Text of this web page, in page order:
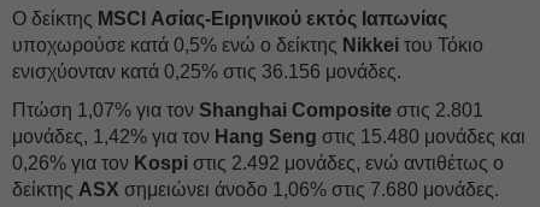
Ο δείκτης MSCI Ασίας-Ειρηνικού εκτός Ιαπωνίας
υποχωρούσε κατά 0,5% ενώ ο δείκτης Nikkei του Τόκιο
ενισχύονταν κατά 0,25% στις 36.156 μονάδες.
Πτώση 1,07% για τον Shanghai Composite στις 2.801
μονάδες, 1,42% για τον Hang Seng στις 15.480 μονάδες και
0,26% για τον Kospi στις 2.492 μονάδες, ενώ αντιθέτως ο
δείκτης ASX σημειώνει άνοδο 1,06% στις 7.680 μονάδες.